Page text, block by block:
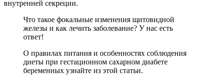
внутренней секреции.
Что такое фокальные изменения щитовидной
железы и как лечить заболевание? У нас есть
ответ!
О правилах питания и особенностях соблюдения
диеты при гестационном сахарном диабете
беременных узнайте из этой статьи.